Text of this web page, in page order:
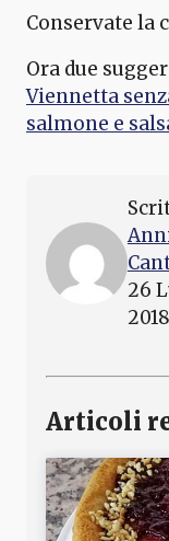
Conservate la
Ora due
Viennetta
salmone e
26
2018
Articoli